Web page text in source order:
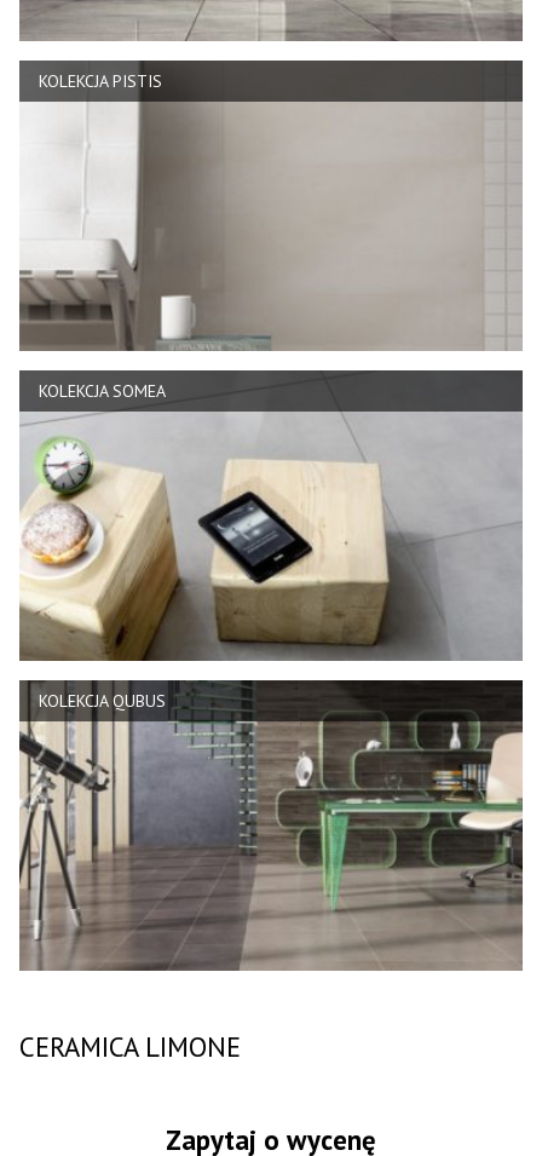
KOLEKCJA PISTIS
KOLEKCJA SOMEA
KOLEKCJA QUBUS
CERAMICA LIMONE
Zapytaj o wycenę